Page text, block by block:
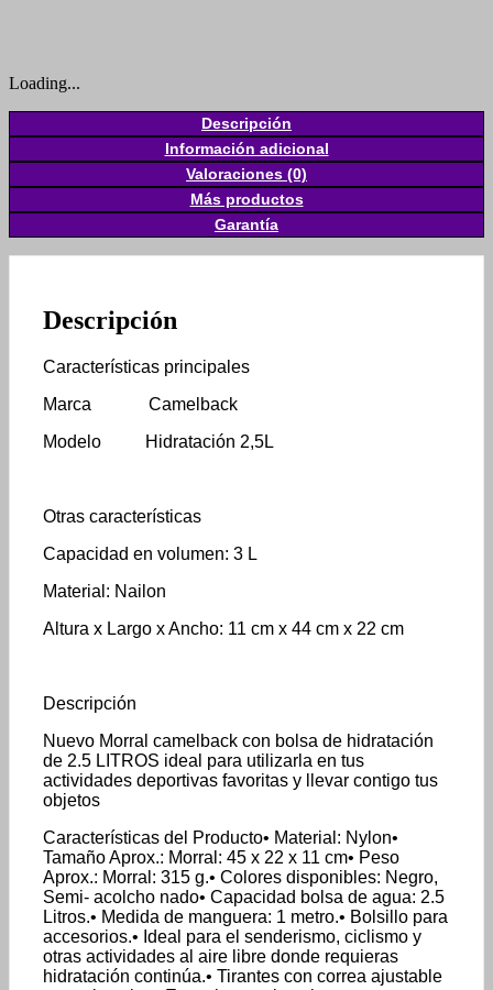
Loading...
Descripción
Información adicional
Valoraciones (0)
Más productos
Garantía
Descripción
Características principales
Marca Camelback
Modelo Hidratación 2,5L
Otras características
Capacidad en volumen: 3 L
Material: Nailon
Altura x Largo x Ancho: 11 cm x 44 cm x 22 cm
Descripción
Nuevo Morral camelback con bolsa de hidratación
de 2.5 LITROS ideal para utilizarla en tus
actividades deportivas favoritas y llevar contigo tus
objetos
Características del Producto• Material: Nylon•
Tamaño Aprox.: Morral: 45 x 22 x 11 cm• Peso
Aprox.: Morral: 315 g.• Colores disponibles: Negro,
Semi- acolcho nado• Capacidad bolsa de agua: 2.5
Litros.• Medida de manguera: 1 metro.• Bolsillo para
accesorios.• Ideal para el senderismo, ciclismo y
otras actividades al aire libre donde requieras
hidratación continúa.• Tirantes con correa ajustable